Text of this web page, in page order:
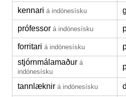
kennari á indónesísku
prófessor á indónesísku
forritari á indónesísku
stjórnmálamaður á
indónesísku
tannlæknir á indónesísku